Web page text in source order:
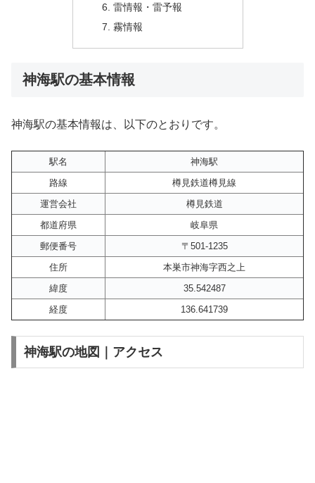
雷情報・雷予報
霧情報
神海駅の基本情報
神海駅の基本情報は、以下のとおりです。
駅名
神海駅
路線
樽見鉄道樽見線
運営会社
樽見鉄道
都道府県
岐阜県
郵便番号
〒501-1235
住所
本巣市神海字西之上
緯度
35.542487
経度
136.641739
神海駅の地図｜アクセス